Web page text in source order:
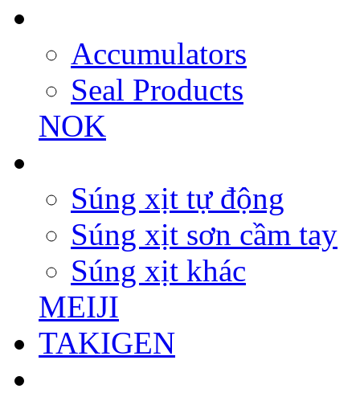
Accumulators
Seal Products
NOK
Súng xịt tự động
Súng xịt sơn cầm tay
Súng xịt khác
MEIJI
TAKIGEN